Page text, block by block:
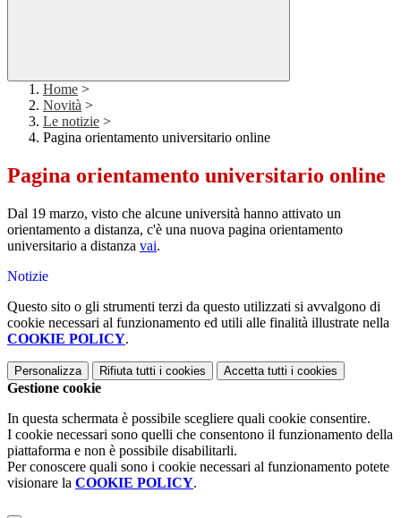
Home >
Novità >
Le notizie >
Pagina orientamento universitario online
Pagina orientamento universitario online
Dal 19 marzo, visto che alcune università hanno attivato un
orientamento a distanza, c'è una nuova pagina orientamento
universitario a distanza vai.
Notizie
Questo sito o gli strumenti terzi da questo utilizzati si avvalgono di
cookie necessari al funzionamento ed utili alle finalità illustrate nella
COOKIE POLICY.
Personalizza Rifiuta tutti i cookies Accetta tutti i cookies
Gestione cookie
In questa schermata è possibile scegliere quali cookie consentire.
I cookie necessari sono quelli che consentono il funzionamento della
piattaforma e non è possibile disabilitarli.
Per conoscere quali sono i cookie necessari al funzionamento potete
visionare la COOKIE POLICY.